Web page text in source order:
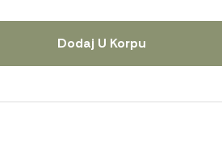
Dodaj U Korpu